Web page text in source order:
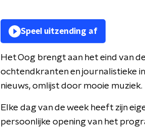
Speel uitzending af
Het Oog brengt aan het eind van
ochtendkranten en journalistieke
nieuws, omlijst door mooie muziek.
Elke dag van de week heeft zijn
persoonlijke opening van het